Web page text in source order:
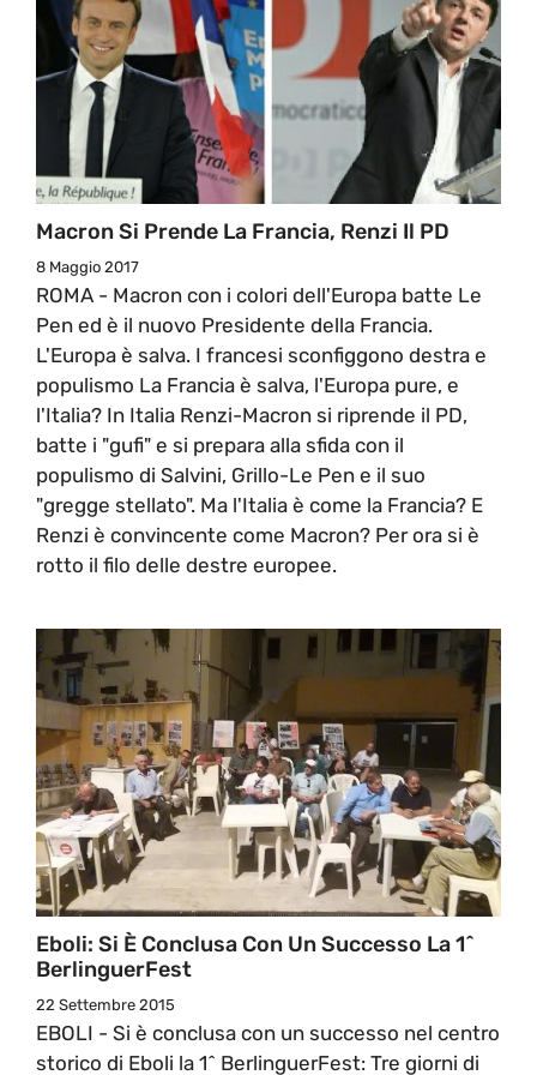
Macron Si Prende La Francia, Renzi Il PD
8 Maggio 2017
ROMA - Macron con i colori dell'Europa batte Le
Pen ed è il nuovo Presidente della Francia.
L'Europa è salva. I francesi sconfiggono destra e
populismo La Francia è salva, l'Europa pure, e
l'Italia? In Italia Renzi-Macron si riprende il PD,
batte i "gufi" e si prepara alla sfida con il
populismo di Salvini, Grillo-Le Pen e il suo
"gregge stellato". Ma l'Italia è come la Francia? E
Renzi è convincente come Macron? Per ora si è
rotto il filo delle destre europee.
Eboli: Si È Conclusa Con Un Successo La 1^
BerlinguerFest
22 Settembre 2015
EBOLI - Si è conclusa con un successo nel centro
storico di Eboli la 1^ BerlinguerFest: Tre giorni di